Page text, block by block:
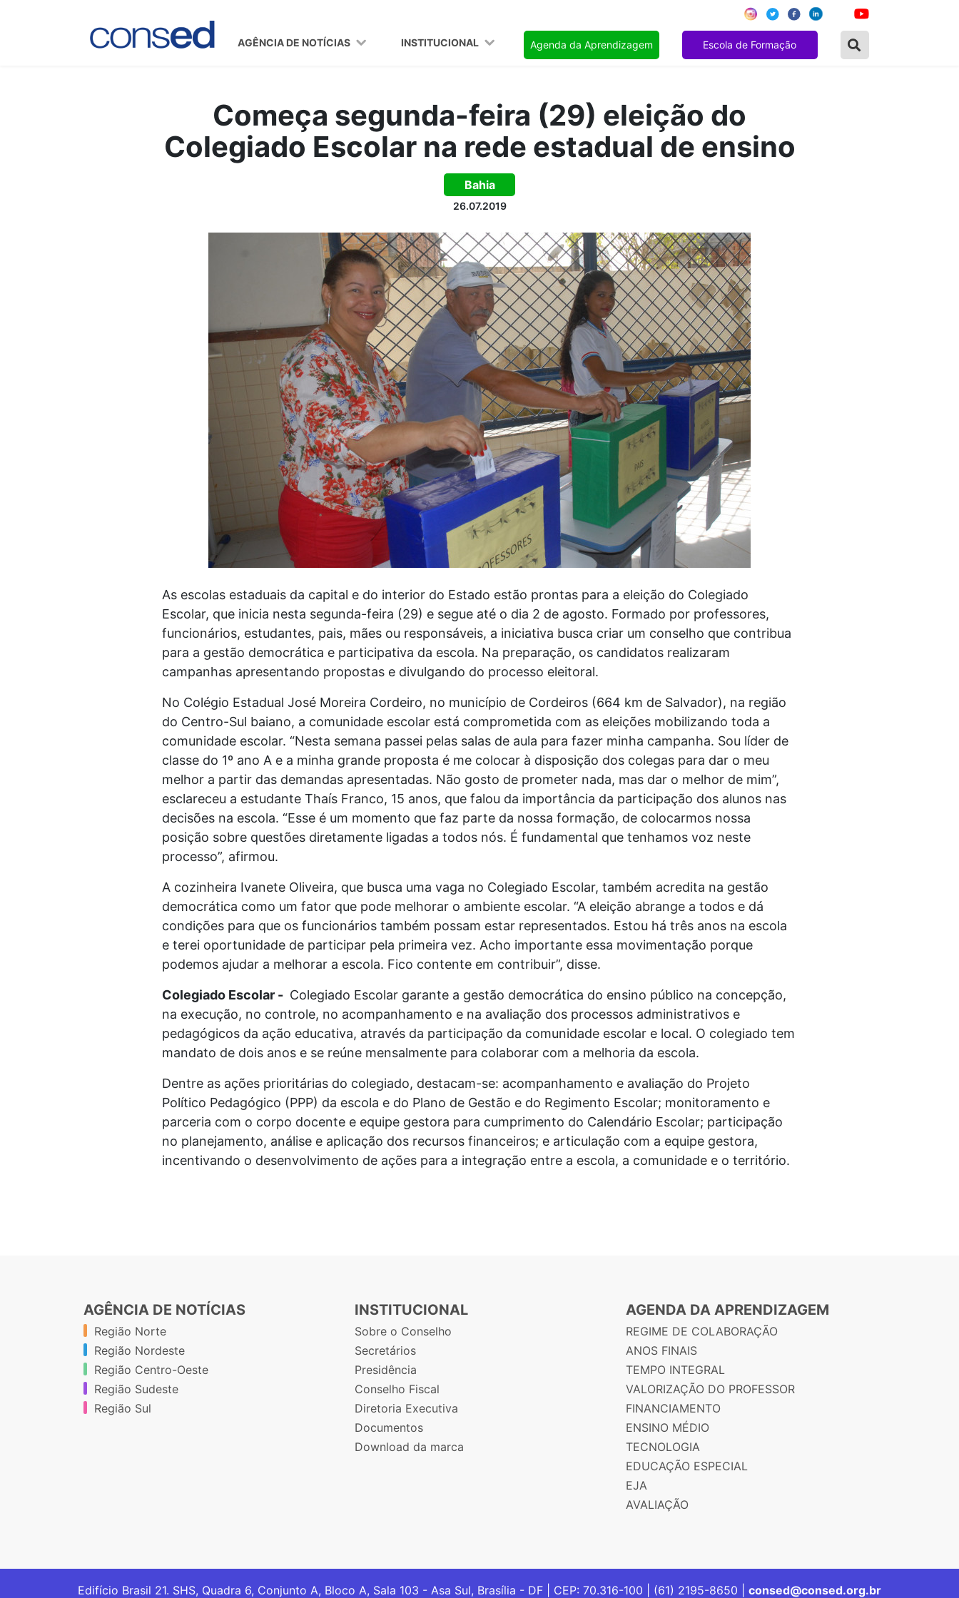
AGÊNCIA DE NOTÍCIAS INSTITUCIONAL Agenda da Aprendizagem Escola de Formação
Começa segunda-feira (29) eleição do
Colegiado Escolar na rede estadual de ensino
Bahia
26.07.2019
As escolas estaduais da capital e do interior do Estado estão prontas para a eleição do Colegiado
Escolar, que inicia nesta segunda-feira (29) e segue até o dia 2 de agosto. Formado por professores,
funcionários, estudantes, pais, mães ou responsáveis, a iniciativa busca criar um conselho que contribua
para a gestão democrática e participativa da escola. Na preparação, os candidatos realizaram
campanhas apresentando propostas e divulgando do processo eleitoral.
No Colégio Estadual José Moreira Cordeiro, no município de Cordeiros (664 km de Salvador), na região
do Centro-Sul baiano, a comunidade escolar está comprometida com as eleições mobilizando toda a
comunidade escolar. “Nesta semana passei pelas salas de aula para fazer minha campanha. Sou líder de
classe do 1º ano A e a minha grande proposta é me colocar à disposição dos colegas para dar o meu
melhor a partir das demandas apresentadas. Não gosto de prometer nada, mas dar o melhor de mim”,
esclareceu a estudante Thaís Franco, 15 anos, que falou da importância da participação dos alunos nas
decisões na escola. “Esse é um momento que faz parte da nossa formação, de colocarmos nossa
posição sobre questões diretamente ligadas a todos nós. É fundamental que tenhamos voz neste
processo”, afirmou.
A cozinheira Ivanete Oliveira, que busca uma vaga no Colegiado Escolar, também acredita na gestão
democrática como um fator que pode melhorar o ambiente escolar. “A eleição abrange a todos e dá
condições para que os funcionários também possam estar representados. Estou há três anos na escola
e terei oportunidade de participar pela primeira vez. Acho importante essa movimentação porque
podemos ajudar a melhorar a escola. Fico contente em contribuir”, disse.
Colegiado Escolar - Colegiado Escolar garante a gestão democrática do ensino público na concepção,
na execução, no controle, no acompanhamento e na avaliação dos processos administrativos e
pedagógicos da ação educativa, através da participação da comunidade escolar e local. O colegiado tem
mandato de dois anos e se reúne mensalmente para colaborar com a melhoria da escola.
Dentre as ações prioritárias do colegiado, destacam-se: acompanhamento e avaliação do Projeto
Político Pedagógico (PPP) da escola e do Plano de Gestão e do Regimento Escolar; monitoramento e
parceria com o corpo docente e equipe gestora para cumprimento do Calendário Escolar; participação
no planejamento, análise e aplicação dos recursos financeiros; e articulação com a equipe gestora,
incentivando o desenvolvimento de ações para a integração entre a escola, a comunidade e o território.
AGÊNCIA DE NOTÍCIAS
Região Norte
Região Nordeste
Região Centro-Oeste
Região Sudeste
Região Sul
INSTITUCIONAL
Sobre o Conselho
Secretários
Presidência
Conselho Fiscal
Diretoria Executiva
Documentos
Download da marca
AGENDA DA APRENDIZAGEM
REGIME DE COLABORAÇÃO
ANOS FINAIS
TEMPO INTEGRAL
VALORIZAÇÃO DO PROFESSOR
FINANCIAMENTO
ENSINO MÉDIO
TECNOLOGIA
EDUCAÇÃO ESPECIAL
EJA
AVALIAÇÃO
Edifício Brasil 21. SHS, Quadra 6, Conjunto A, Bloco A, Sala 103 - Asa Sul, Brasília - DF | CEP: 70.316-100 | (61) 2195-8650 | consed@consed.org.br